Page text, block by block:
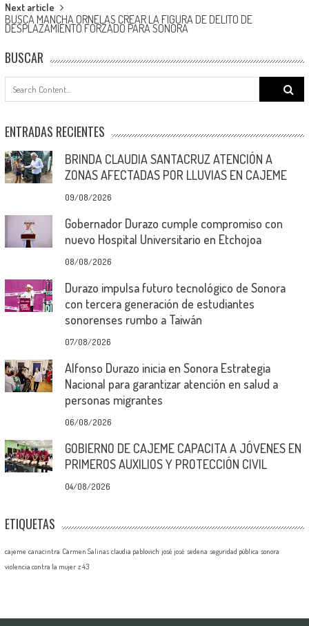
Next article
BUSCA MANCHA ORNELAS CREAR LA FIGURA DE DELITO DE
DESPLAZAMIENTO FORZADO PARA SONORA
BUSCAR
Search
for:
ENTRADAS RECIENTES
BRINDA CLAUDIA SANTACRUZ ATENCIÓN A
ZONAS AFECTADAS POR LLUVIAS EN CAJEME
09/08/2026
Gobernador Durazo cumple compromiso con
nuevo Hospital Universitario en Etchojoa
08/08/2026
Durazo impulsa futuro tecnológico de Sonora
con tercera generación de estudiantes
sonorenses rumbo a Taiwán
07/08/2026
Alfonso Durazo inicia en Sonora Estrategia
Nacional para garantizar atención en salud a
personas migrantes
06/08/2026
GOBIERNO DE CAJEME CAPACITA A JÓVENES EN
PRIMEROS AUXILIOS Y PROTECCIÓN CIVIL
04/08/2026
ETIQUETAS
cajeme canacintra Carmen Salinas claudia pablovich josé josé sedena seguridad pública sonora
violencia contra la mujer z 43